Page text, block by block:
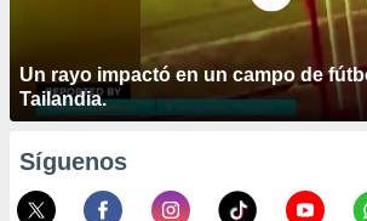
Un rayo impactó en un campo de
Tailandia.
Síguenos